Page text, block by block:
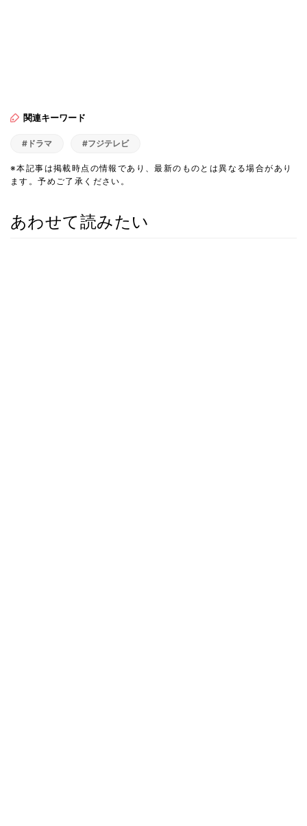
関連キーワード
#ドラマ #フジテレビ
※本記事は掲載時点の情報であり、最新のものとは異なる場合があり
ます。予めご了承ください。
あわせて読みたい